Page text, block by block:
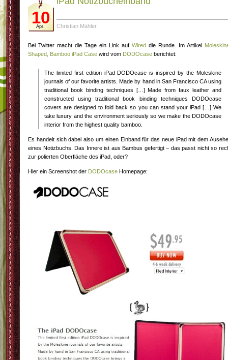
10
Apr. Christian Mähler
Bei Twitter macht die Tage ein Link auf Wired die Runde. Im Artikel
Shaped, Bamboo iPad Case wird vom DODOcase berichtet:
The limited first edition iPad DODOcase is inspired by the Moleskine
journals of our favorite artists. Made by hand in San Francisco CA using
traditional book binding techniques […] Made from faux leather and
constructed using traditional book binding techniques DODOcase
covers are designed to fold back so you can stand your iPad […] We
take luxury and the environment seriously so we make the DODOcase
interior from the highest quality bamboo.
Es handelt sich dabei also um einen Einband für das neue iPad mit dem
eines Notizbuchs. Das Innere ist aus Bambus gefertigt – das passt nicht so
zur polierten Oberfläche des iPad, oder?
Hier ein Screenshot der DODOcase Homepage: